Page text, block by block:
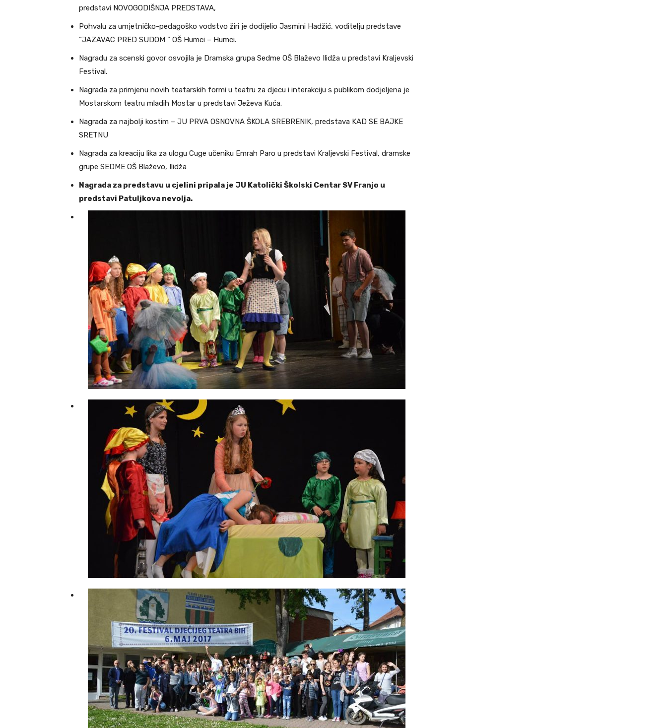
predstavi NOVOGODIŠNJA PREDSTAVA,
Pohvalu za umjetničko-pedagoško vodstvo žiri je dodijelio Jasmini Hadžić, voditelju predstave
“JAZAVAC PRED SUDOM ” OŠ Humci – Humci.
Nagradu za scenski govor osvojila je Dramska grupa Sedme OŠ Blaževo Ilidža u predstavi Kraljevski
Festival.
Nagrada za primjenu novih teatarskih formi u teatru za djecu i interakciju s publikom dodjeljena je
Mostarskom teatru mladih Mostar u predstavi Ježeva Kuća.
Nagrada za najbolji kostim – JU PRVA OSNOVNA ŠKOLA SREBRENIK, predstava KAD SE BAJKE
SRETNU
Nagrada za kreaciju lika za ulogu Cuge učeniku Emrah Paro u predstavi Kraljevski Festival, dramske
grupe SEDME OŠ Blaževo, Ilidža
Nagrada za predstavu u cjelini pripala je JU Katolički Školski Centar SV Franjo u
predstavi Patuljkova nevolja.